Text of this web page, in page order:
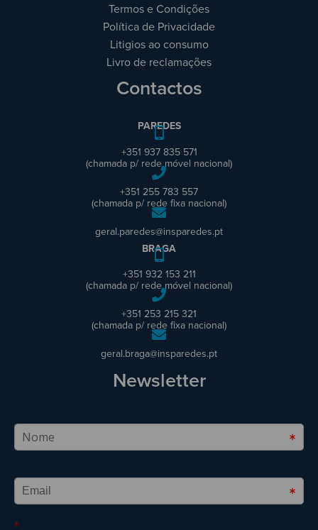
Termos e Condições
Política de Privacidade
Litigios ao consumo
Livro de reclamações
Contactos
PAREDES
+351 937 835 571
(chamada p/ rede móvel nacional)
+351 255 783 557
(chamada p/ rede fixa nacional)
geral.paredes@insparedes.pt
BRAGA
+351 932 153 211
(chamada p/ rede móvel nacional)
+351 253 215 321
(chamada p/ rede fixa nacional)
geral.braga@insparedes.pt
Newsletter